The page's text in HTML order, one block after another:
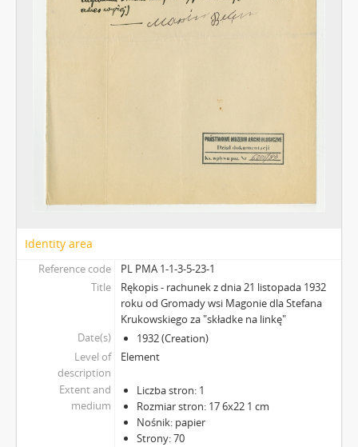
Identity area
Reference code
PL PMA 1-1-3-5-23-1
Title
Rękopis - rachunek z dnia 21 listopada 1932
roku od Gromady wsi Magonie dla Stefana
Krukowskiego za "składke na linkę"
Date(s)
1932 (Creation)
Level of
description
Element
Extent and
medium
Liczba stron: 1
Rozmiar stron: 17 6x22 1 cm
Nośnik: papier
Strony: 70